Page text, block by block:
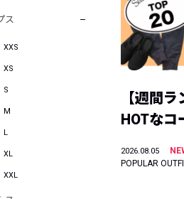
ス
XXS
XS
S
M
L
XL
XXL
【週間
HOTなコ
2026.08.05
POPULAR